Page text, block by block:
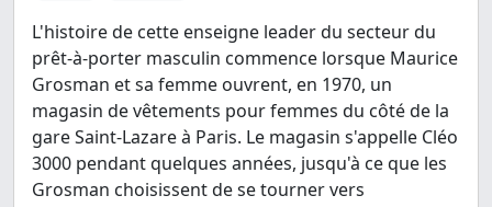
L'histoire de cette enseigne leader du secteur du
prêt-à-porter masculin commence lorsque Maurice
Grosman et sa femme ouvrent, en 1970, un
magasin de vêtements pour femmes du côté de la
gare Saint-Lazare à Paris. Le magasin s'appelle Cléo
3000 pendant quelques années, jusqu'à ce que les
Grosman choisissent de se tourner vers